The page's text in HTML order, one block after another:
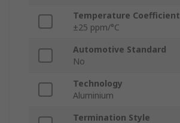
Temperature Coefficient
±25 ppm/°C
Automotive Standard
No
Technology
Aluminium
Termination Style